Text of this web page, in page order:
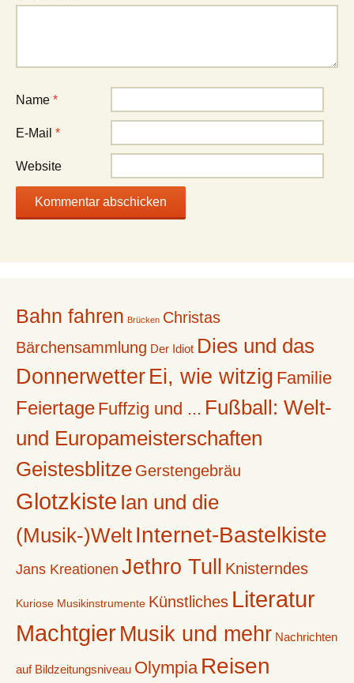
Name *
E-Mail *
Website
Bahn fahren Brücken Christas
Bärchensammlung Der Idiot Dies und das
Donnerwetter Ei, wie witzig Familie
Feiertage Fuffzig und ... Fußball: Welt-
und Europameisterschaften
Geistesblitze Gerstengebräu
Glotzkiste Ian und die
(Musik-)Welt Internet-Bastelkiste
Jans Kreationen Jethro Tull Knisterndes
Kuriose Musikinstrumente Künstliches Literatur
MachtgierMusik und mehr Nachrichten
auf Bildzeitungsniveau Olympia Reisen